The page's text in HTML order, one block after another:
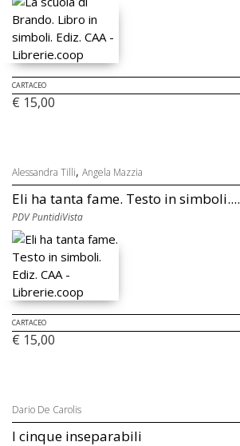
CARTACEO
€ 15,00
Alessandra Tilli, Angela Mazzia
Eli ha tanta fame. Testo in simboli....
PDV PuntidiVista
CARTACEO
€ 15,00
Dario De Carolis
I cinque inseparabili